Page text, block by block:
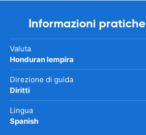
Informazioni pratiche
Valuta
Honduran lempira
Direzione di guida
Diritti
Lingua
Spanish